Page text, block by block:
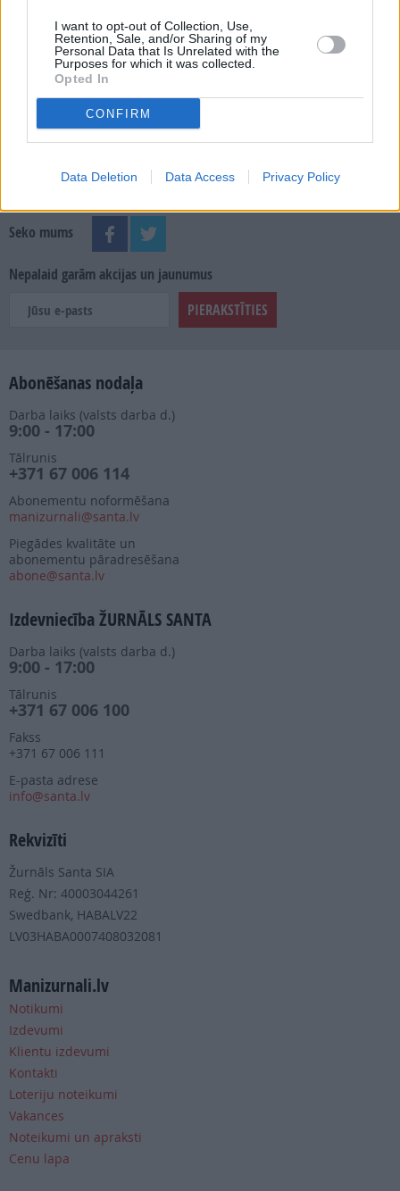
I want to opt-out of Collection, Use,
Retention, Sale, and/or Sharing of my
Personal Data that Is Unrelated with the
Purposes for which it was collected.
Opted In
CONFIRM
Data Deletion Data Access Privacy Policy
SKATĪT ŽURNĀLA ARHĪVU
Seko mums
Nepalaid garām akcijas un jaunumus
Abonēšanas nodaļa
Darba laiks (valsts darba d.)
9:00 - 17:00
Tālrunis
+371 67 006 114
Abonementu noformēšana
manizurnali@santa.lv
Piegādes kvalitāte un
abonementu pāradresēšana
abone@santa.lv
Izdevniecība ŽURNĀLS SANTA
Darba laiks (valsts darba d.)
9:00 - 17:00
Tālrunis
+371 67 006 100
Fakss
+371 67 006 111
E-pasta adrese
info@santa.lv
Rekvizīti
Žurnāls Santa SIA
Reģ. Nr: 40003044261
Swedbank, HABALV22
LV03HABA0007408032081
Manizurnali.lv
Notikumi
Izdevumi
Klientu izdevumi
Kontakti
Loteriju noteikumi
Vakances
Noteikumi un apraksti
Cenu lapa